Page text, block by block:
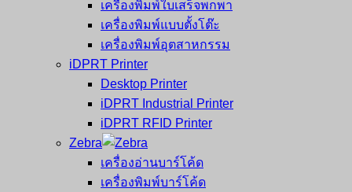
เครื่องพิมพ์ใบเสร็จพกพา
เครื่องพิมพ์แบบตั้งโต๊ะ
เครื่องพิมพ์อุตสาหกรรม
iDPRT Printer
Desktop Printer
iDPRT Industrial Printer
iDPRT RFID Printer
Zebra
เครื่องอ่านบาร์โค้ด
เครื่องพิมพ์บาร์โค้ด